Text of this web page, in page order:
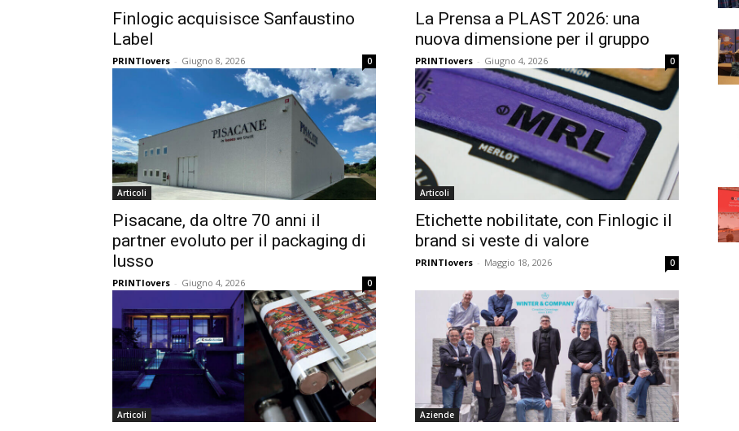
Finlogic acquisisce Sanfaustino
Label
PRINTlovers - Giugno 8, 2026 0
La Prensa a PLAST 2026: una
nuova dimensione per il gruppo
PRINTlovers - Giugno 4, 2026 0
Articoli
Pisacane, da oltre 70 anni il
partner evoluto per il packaging di
lusso
PRINTlovers - Giugno 4, 2026 0
Articoli
Etichette nobilitate, con Finlogic il
brand si veste di valore
PRINTlovers - Maggio 18, 2026 0
Articoli Aziende